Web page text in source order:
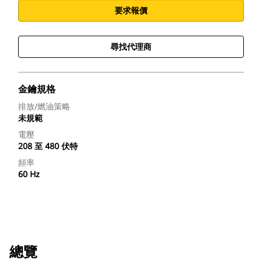
要求報價
尋找代理商
金鑰規格
排放/燃油策略
未規範
電壓
208 至 480 伏特
頻率
60 Hz
總覽